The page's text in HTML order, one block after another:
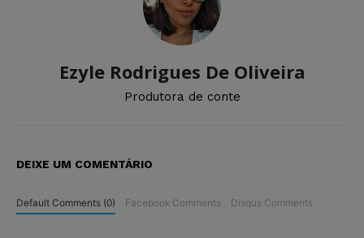
Ezyle Rodrigues De Oliveira
Produtora de conte
DEIXE UM COMENTÁRIO
Default Comments (0) Facebook Comments Disqus Comments